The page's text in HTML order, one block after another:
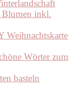
Blumen inkl.
Weihnachtskarte
Wörter zum
basteln